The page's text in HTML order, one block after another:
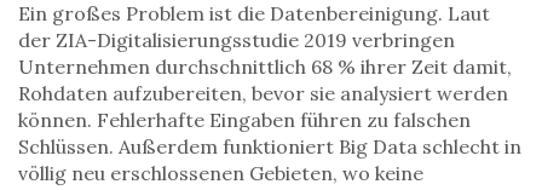
Ein großes Problem ist die Datenbereinigung. Laut
der ZIA-Digitalisierungsstudie 2019 verbringen
Unternehmen durchschnittlich 68 % ihrer Zeit damit,
Rohdaten aufzubereiten, bevor sie analysiert werden
können. Fehlerhafte Eingaben führen zu falschen
Schlüssen. Außerdem funktioniert Big Data schlecht in
völlig neu erschlossenen Gebieten, wo keine